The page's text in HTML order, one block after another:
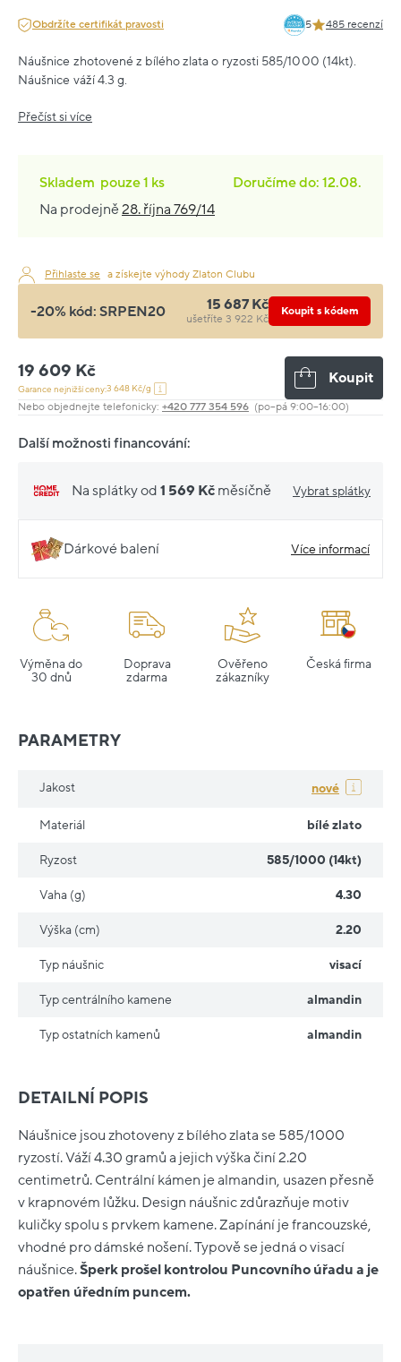
Obdržíte certifikát pravosti 5 485 recenzí
Náušnice zhotovené z bílého zlata o ryzosti 585/1000 (14kt).
Náušnice váží 4.3 g.
Přečíst si více
Skladem pouze1 ks
Doručíme do: 12.08.
Na prodejně28. října 769/14
Přihlaste se a získejte výhody Zlaton Clubu
-20% kód: SRPEN20 15 687 Kč
ušetříte 3 922 Kč
Koupit s kódem
19 609 Kč
Garance nejnižší ceny:3 648 Kč/g
Koupit
Nebo objednejte telefonicky: +420 777 354 596 (po–pá 9:00–16:00)
Další možnosti financování:
Na splátky od 1 569 Kč měsíčně Vybrat splátky
Dárkové balení Více informací
Výměna do
30 dnů
Doprava
zdarma
Ověřeno
zákazníky
Česká firma
DETAILNÍ POPIS
Náušnice jsou zhotoveny z bílého zlata se 585/1000
ryzostí. Váží 4.30 gramů a jejich výška činí 2.20
centimetrů. Centrální kámen je almandin, usazen přesně
v krapnovém lůžku. Design náušnic zdůrazňuje motiv
kuličky spolu s prvkem kamene. Zapínání je francouzské,
vhodné pro dámské nošení. Typově se jedná o visací
náušnice.Šperk prošel kontrolou Puncovního úřadu a je
opatřen úředním puncem.
PARAMETRY
Jakost nové
Materiál bílé zlato
Ryzost 585/1000 (14kt)
Vaha (g) 4.30
Výška (cm) 2.20
Typ náušnic visací
Typ centrálního kamene almandin
Typ ostatních kamenů almandin